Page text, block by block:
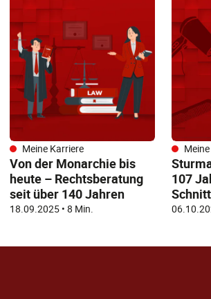
Meine Karriere
Von der Monarchie bis
heute – Rechtsberatung
seit über 140 Jahren
18.09.2025• 8 Min.
107
Schnitt